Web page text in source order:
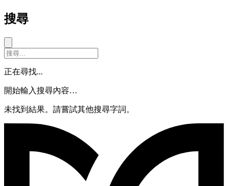
搜尋
正在尋找...
開始輸入搜尋內容…
未找到結果。請嘗試其他搜尋字詞。